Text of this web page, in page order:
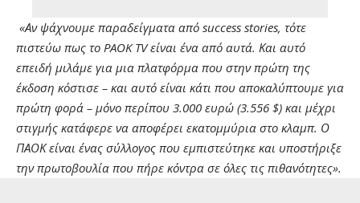
«Αν ψάχνουμε παραδείγματα από success stories, τότε
πιστεύω πως το PAOK TV είναι ένα από αυτά. Και αυτό
επειδή μιλάμε για μια πλατφόρμα που στην πρώτη της
έκδοση κόστισε – και αυτό είναι κάτι που αποκαλύπτουμε για
πρώτη φορά – μόνο περίπου 3.000 ευρώ (3.556 $) και μέχρι
στιγμής κατάφερε να αποφέρει εκατομμύρια στο κλαμπ. Ο
ΠΑΟΚ είναι ένας σύλλογος που εμπιστεύτηκε και υποστήριξε
την πρωτοβουλία που πήρε κόντρα σε όλες τις πιθανότητες».